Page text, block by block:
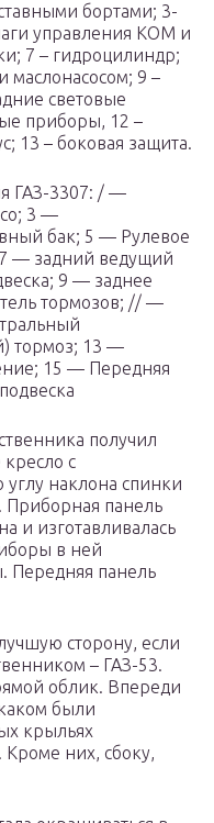
бортами; 3-
управления КОМ и
7 – гидроцилиндр;
маслонасосом; 9 –
световые
приборы, 12 –
13 – боковая защита.
ГАЗ-3307: / —
3 —
бак; 5 — Рулевое
— задний ведущий
9 — заднее
тормозов; // —
тормоз; 13 —
15 — Передняя
получил
с
наклона спинки
Приборная панель
и изготавливалась
в ней
Передняя панель
сторону, если
– ГАЗ-53.
облик. Впереди
были
крыльях
них, сбоку,